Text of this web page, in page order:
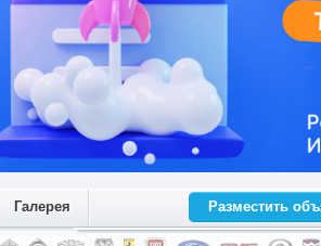
Разместить
Галерея